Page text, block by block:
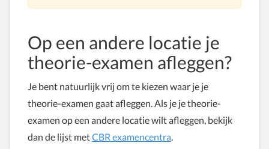
Op een andere locatie je
theorie-examen afleggen?
Je bent natuurlijk vrij om te kiezen waar je je
theorie-examen gaat afleggen. Als je je theorie-
examen op een andere locatie wilt afleggen, bekijk
dan de lijst metCBR examencentra.